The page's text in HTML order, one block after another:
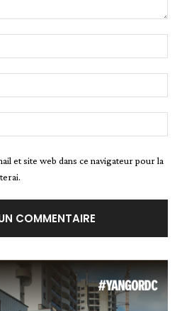
:*
:*
:
et site web dans ce navigateur pour la